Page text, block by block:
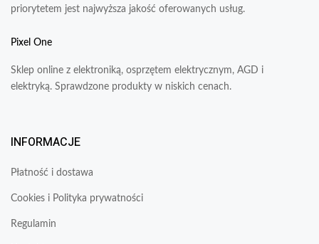
priorytetem jest najwyższa jakość oferowanych usług.
Pixel One
Sklep online z elektroniką, osprzętem elektrycznym, AGD i
elektryką. Sprawdzone produkty w niskich cenach.
INFORMACJE
Płatność i dostawa
Cookies i Polityka prywatności
Regulamin